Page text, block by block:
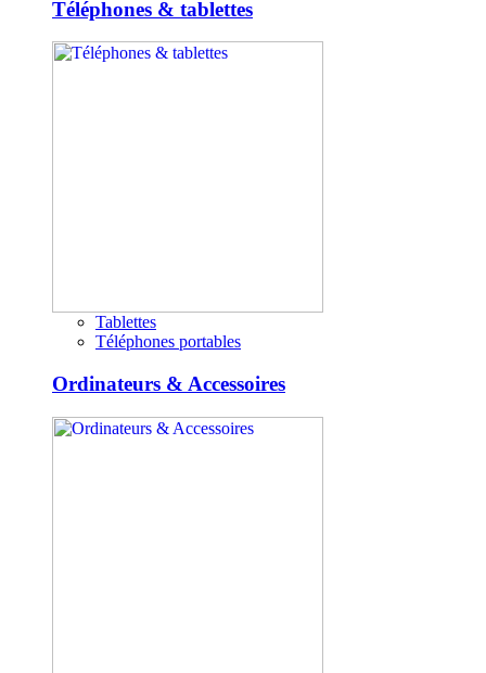
Téléphones & tablettes
Tablettes
Téléphones portables
Ordinateurs & Accessoires